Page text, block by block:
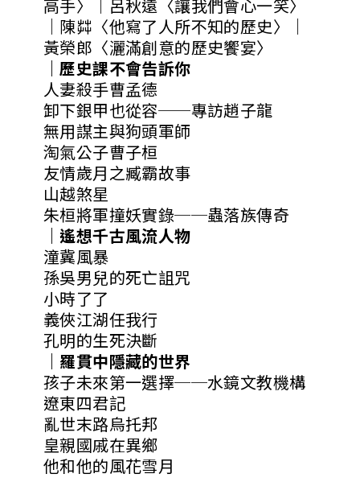
高手〉｜呂秋遠〈讓我們會心一笑〉
｜陳茻〈他寫了人所不知的歷史〉｜
黃榮郎〈灑滿創意的歷史饗宴〉
｜歷史課不會告訴你
人妻殺手曹孟德
卸下銀甲也從容──專訪趙子龍
無用謀主與狗頭軍師
淘氣公子曹子桓
友情歲月之臧霸故事
山越煞星
朱桓將軍撞妖實錄──蟲落族傳奇
｜遙想千古風流人物
潼冀風暴
孫吳男兒的死亡詛咒
小時了了
義俠江湖任我行
孔明的生死決斷
｜羅貫中隱藏的世界
孩子未來第一選擇──水鏡文教機構
遼東四君記
亂世末路烏托邦
皇親國戚在異鄉
他和他的風花雪月